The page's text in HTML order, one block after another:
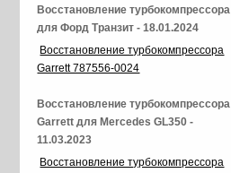
Восстановление турбокомпрессора
для Форд Транзит - 18.01.2024
Восстановление турбокомпрессора
Garrett 787556-0024
Восстановление турбокомпрессора
Garrett для Mercedes GL350 -
11.03.2023
Восстановление турбокомпрессора